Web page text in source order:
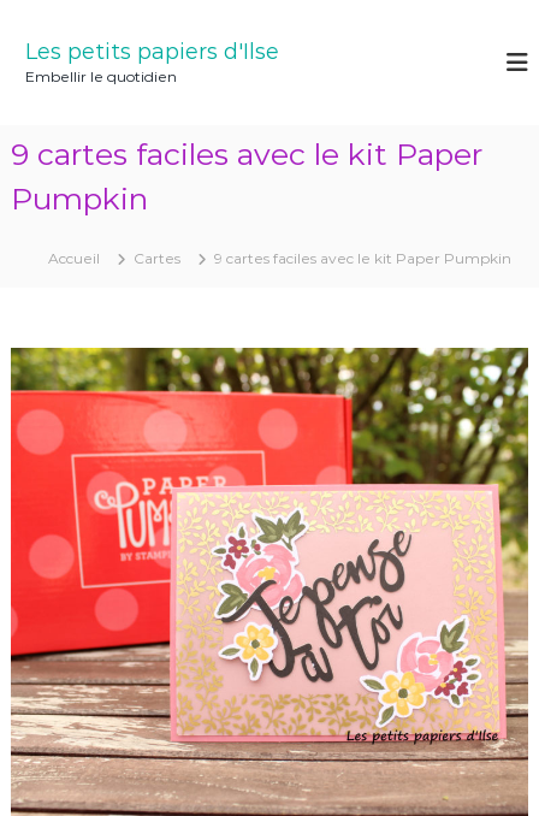
Les petits papiers d'Ilse
Embellir le quotidien
9 cartes faciles avec le kit Paper
Pumpkin
Accueil Cartes 9 cartes faciles avec le kit Paper Pumpkin